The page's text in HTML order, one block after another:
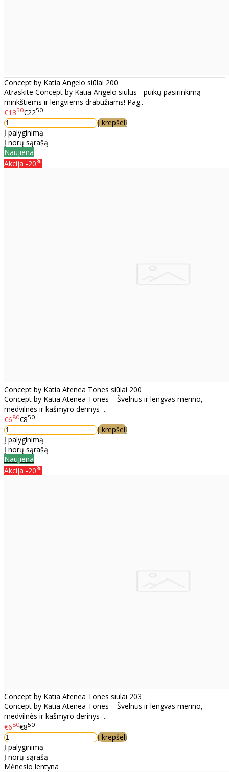
Concept by Katia Angelo siūlai 200
Atraskite Concept by Katia Angelo siūlus - puikų pasirinkimą
minkštiems ir lengviems drabužiams! Pag..
€1350€2250
Į krepšelį
Į palyginimą
Į norų sąrašą
Naujiena
Akcija -20%
Concept by Katia Atenea Tones siūlai 200
Concept by Katia Atenea Tones – Švelnus ir lengvas merino,
medvilnės ir kašmyro derinys ..
€680€850
Į krepšelį
Į palyginimą
Į norų sąrašą
Naujiena
Akcija -20%
Concept by Katia Atenea Tones siūlai 203
Concept by Katia Atenea Tones – Švelnus ir lengvas merino,
medvilnės ir kašmyro derinys ..
€680€850
Į krepšelį
Į palyginimą
Į norų sąrašą
Mėnesio lentyna